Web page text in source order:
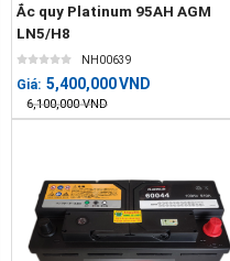
Ắc quy Platinum 95AH AGM
LN5/H8
NH00639
Giá: 5,400,000VND
6,100,000 VND